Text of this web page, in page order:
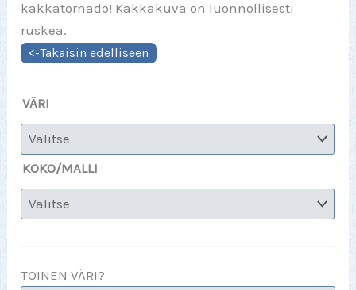
kakkatornado! Kakkakuva on luonnollisesti
ruskea.
VÄRI
KOKO/MALLI
TOINEN VÄRI?